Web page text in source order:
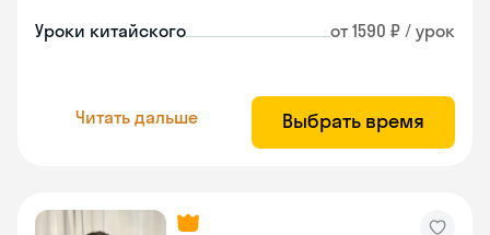
Уроки китайского от 1590 ₽ / урок
Читать дальше Выбрать время